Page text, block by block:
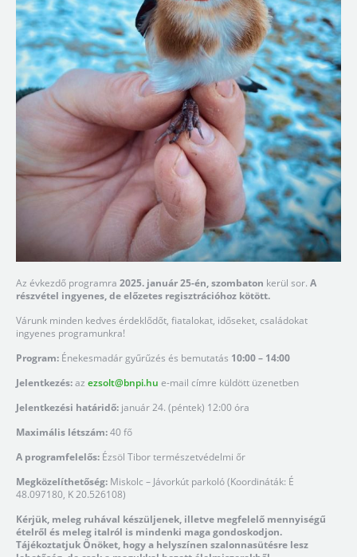
Az évkezdő programra 2025. január 25-én, szombaton kerül sor. A
részvétel ingyenes, de előzetes regisztrációhoz kötött.
Várunk minden kedves érdeklődőt, fiatalokat, időseket, családokat
ingyenes programunkra!
Program: Énekesmadár gyűrűzés és bemutatás 10:00 – 14:00
Jelentkezés:az ezsolt@bnpi.hu e-mail címre küldött üzenetben
Jelentkezési határidő: január 24. (péntek) 12:00 óra
Maximális létszám:40 fő
A programfelelős: Ézsöl Tibor természetvédelmi őr
Megközelíthetőség: Miskolc – Jávorkút parkoló (Koordináták: É
48.097180, K 20.526108)
Kérjük, meleg ruhával készüljenek, illetve megfelelő mennyiségű
ételről és meleg italról is mindenki maga gondoskodjon.
Tájékoztatjuk Önöket, hogy a helyszínen szalonnasütésre lesz